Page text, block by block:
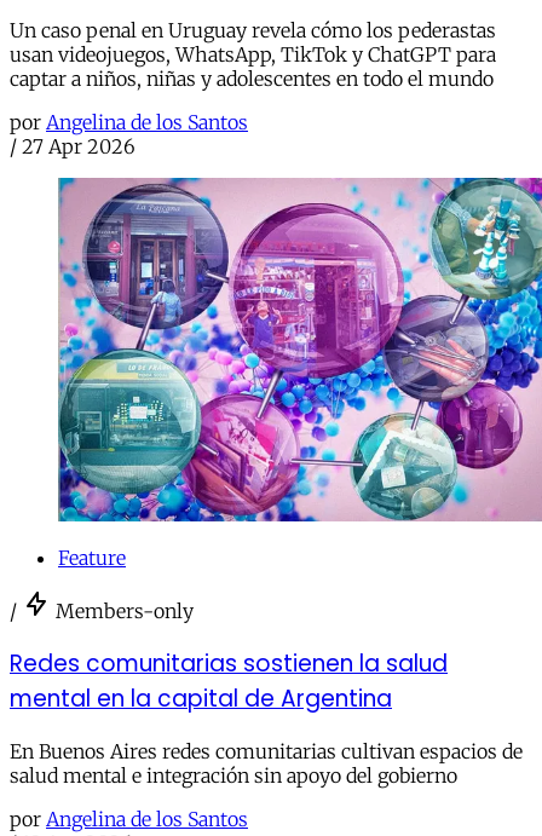
Un caso penal en Uruguay revela cómo los pederastas
usan videojuegos, WhatsApp, TikTok y ChatGPT para
captar a niños, niñas y adolescentes en todo el mundo
por Angelina de los Santos
/ 27 Apr 2026
Feature
/ Members-only
Redes comunitarias sostienen la salud
mental en la capital de Argentina
En Buenos Aires redes comunitarias cultivan espacios de
salud mental e integración sin apoyo del gobierno
por Angelina de los Santos